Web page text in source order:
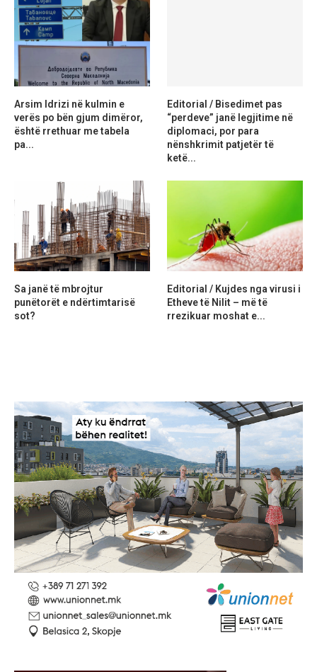
Arsim Idrizi në kulmin e
verës po bën gjum dimëror,
është rrethuar me tabela
pa...
Editorial / Bisedimet pas
“perdeve” janë legjitime në
diplomaci, por para
nënshkrimit patjetër të
ketë...
Sa janë të mbrojtur
punëtorët e ndërtimtarisë
sot?
Editorial / Kujdes nga virusi i
Etheve të Nilit – më të
rrezikuar moshat e...